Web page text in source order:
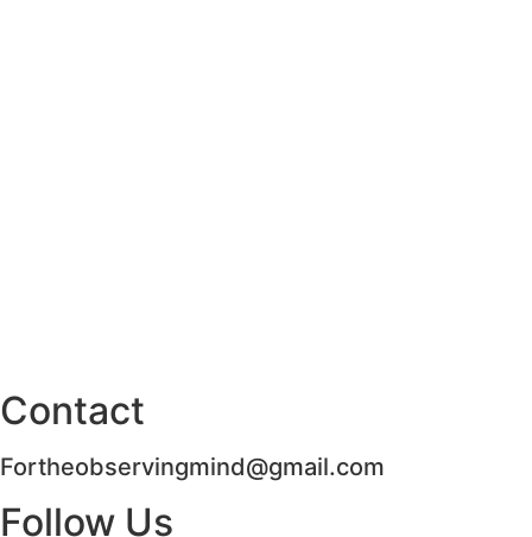
Contact
Fortheobservingmind@gmail.com
Follow Us